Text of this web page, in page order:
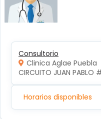
Consultorio
Clinica Aglae Puebla
CIRCUITO JUAN PABLO
Horarios disponibles